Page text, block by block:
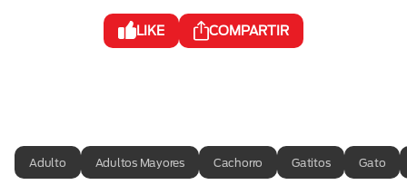
LIKE COMPARTIR
Adulto Adultos Mayores Cachorro Gatitos Gato